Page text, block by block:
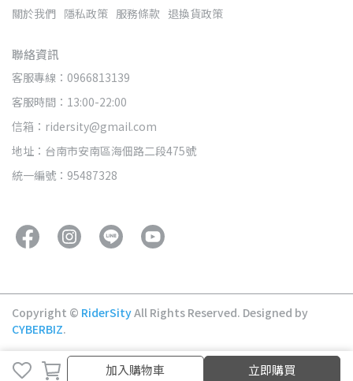
取消 完成
加入購物車 立即購買
關於我們 隱私政策 服務條款 退換貨政策
聯絡資訊
客服專線：0966813139
客服時間：13:00-22:00
信箱：ridersity@gmail.com
地址：台南市安南區海佃路二段475號
統一編號：95487328
Copyright © RiderSityAll Rights Reserved. Designed by
CYBERBIZ.